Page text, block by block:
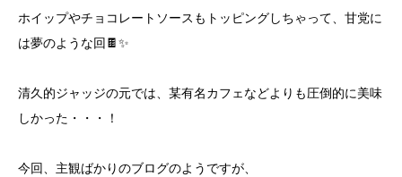
ホイップやチョコレートソースもトッピングしちゃって、甘党に
は夢のような回🍫✨
清久的ジャッジの元では、某有名カフェなどよりも圧倒的に美味
しかった・・・！
今回、主観ばかりのブログのようですが、